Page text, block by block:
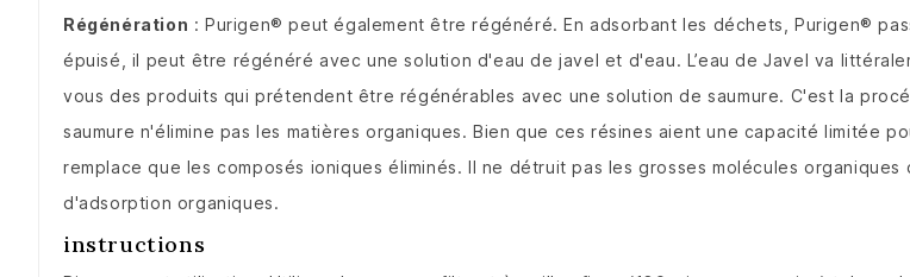
Régénération : Purigen® peut également être régénéré.En adsorbant les déchets, Purigen®
épuisé, il peut être régénéré avec une solution d'eau de javel et d'eau. L’eau de Javel va
vous des produits qui prétendent être régénérables avec une solution de saumure. C'est la
saumure n'élimine pas les matières organiques.Bien que ces résines aient une capacité limitée
remplace que les composés ioniques éliminés.Il ne détruit pas les grosses molécules
d'adsorption organiques.
instructions